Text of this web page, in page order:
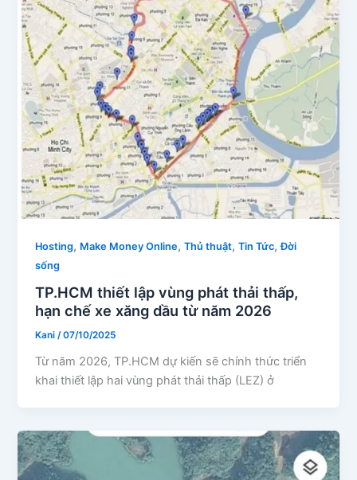
Hosting, Make Money Online,Thủ thuật,Tin Tức,Đời
sống
TP.HCM thiết lập vùng phát thải thấp,
hạn chế xe xăng dầu từ năm 2026
Kani/07/10/2025
Từ năm 2026, TP.HCM dự kiến sẽ chính thức triển
khai thiết lập hai vùng phát thải thấp (LEZ) ở